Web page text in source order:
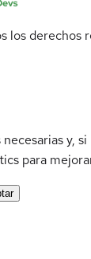
los derechos
y,
para